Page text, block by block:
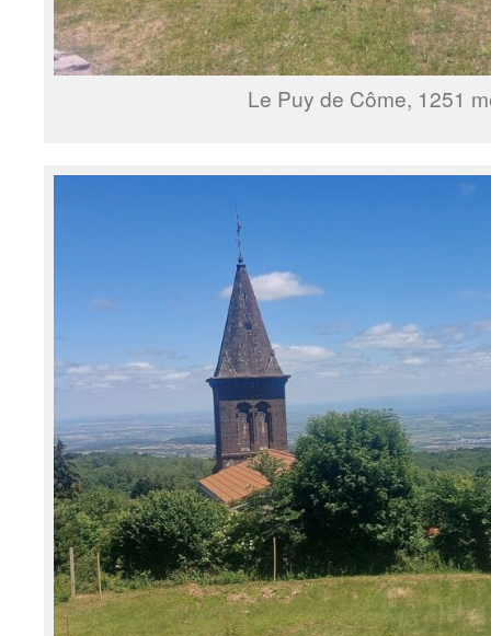
Le Puy de Côme, 1251